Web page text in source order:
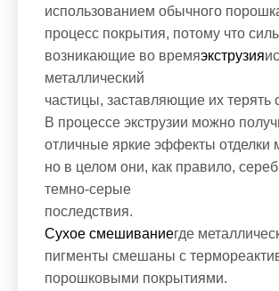
использованием обычного
процесс покрытия, потому что
возникающие во времяэкструзия
металлический
частицы, заставляющие их терять
В процессе экструзии можно
отличные яркие эффекты отделки
но в целом они, как правило,
темно-серые
последствия.
Сухое смешиваниегде
пигменты смешаны с
порошковыми покрытиями.